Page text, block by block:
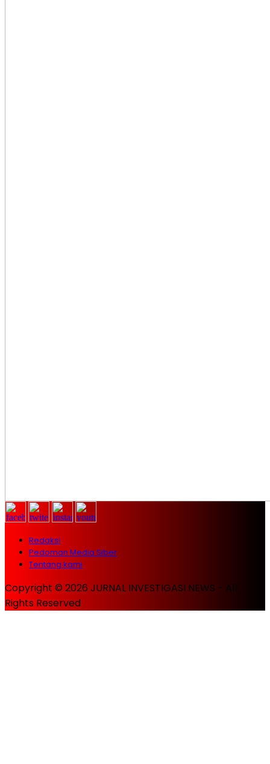
Redaksi
Pedoman Media Siber
Tentang kami
Copyright © 2026 JURNAL INVESTIGASI NEWS - All
Rights Reserved